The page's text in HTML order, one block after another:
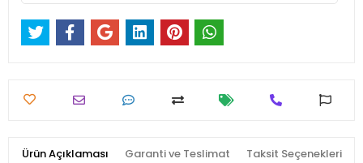
Ürün Açıklaması Garanti ve Teslimat Taksit Seçenekleri